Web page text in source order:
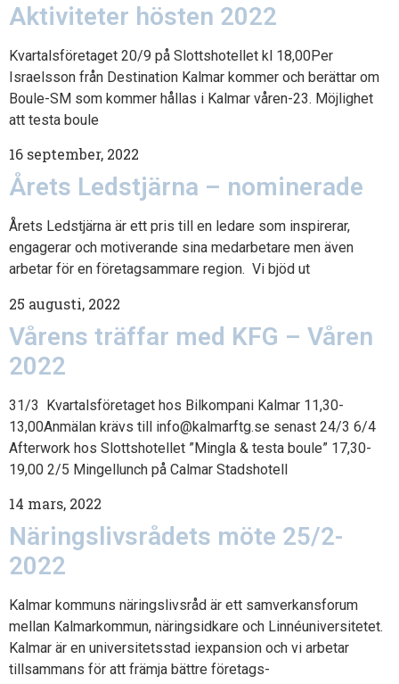
Aktiviteter hösten 2022
Kvartalsföretaget 20/9 på Slottshotellet kl 18,00Per
Israelsson från Destination Kalmar kommer och berättar om
Boule-SM som kommer hållas i Kalmar våren-23. Möjlighet
att testa boule
16 september, 2022
Årets Ledstjärna – nominerade
Årets Ledstjärna är ett pris till en ledare som inspirerar,
engagerar och motiverande sina medarbetare men även
arbetar för en företagsammare region. Vi bjöd ut
25 augusti, 2022
Vårens träffar med KFG – Våren
2022
31/3 Kvartalsföretaget hos Bilkompani Kalmar 11,30-
13,00Anmälan krävs till info@kalmarftg.se senast 24/3 6/4
Afterwork hos Slottshotellet ”Mingla & testa boule” 17,30-
19,00 2/5 Mingellunch på Calmar Stadshotell
14 mars, 2022
Näringslivsrådets möte 25/2-
2022
Kalmar kommuns näringslivsråd är ett samverkansforum
mellan Kalmarkommun, näringsidkare och Linnéuniversitetet.
Kalmar är en universitetsstad iexpansion och vi arbetar
tillsammans för att främja bättre företags-